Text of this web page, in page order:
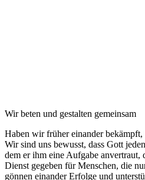
Wir beten und gestalten gemeinsam
Haben wir früher einander
Wir sind uns bewusst, dass Gott
dem er ihm eine Aufgabe anvertraut,
Dienst gegeben für Menschen, die
gönnen einander Erfolge und